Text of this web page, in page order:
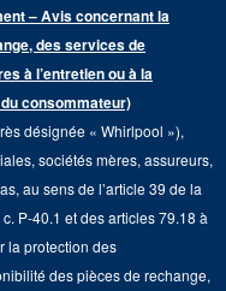
– Avis concernant la
des services de
à l’entretien ou à la
consommateur)
désignée « Whirlpool »),
sociétés mères, assureurs,
au sens de l’article 39 de la
P-40.1 et des articles 79.18 à
la protection des
des pièces de rechange,